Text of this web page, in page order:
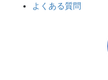
よくある質問